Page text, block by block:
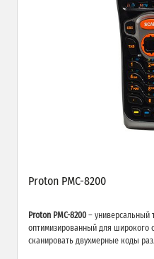
Proton PMC-8200
Proton PMC-8200 – универсальный
оптимизированный для широкого
сканировать двухмерные коды